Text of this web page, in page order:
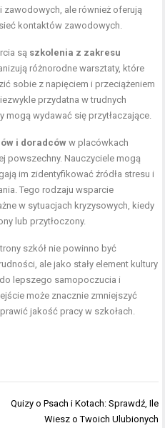
ale również oferują
kontaktów zawodowych.
są szkolenia z zakresu
różnorodne warsztaty, które
sobie z napięciem i przeciążeniem
przydatna w trudnych
mogą wydawać się przytłaczające.
i doradcóww placówkach
powszechny. Nauczyciele mogą
im zidentyfikować źródła stresu i
Tego rodzaju wsparcie
w sytuacjach kryzysowych, kiedy
lub przytłoczony.
szkół nie powinno być
ale jako stały element kultury
lepszego samopoczucia i
może znacznie zmniejszyć
jakość pracy w szkołach.
Quizy o Psach i Kotach: Sprawdź, Ile
Wiesz o Twoich Ulubionych